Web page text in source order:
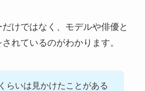
けではなく、モデルや俳優と
れているのがわかります。
らいは見かけたことがある